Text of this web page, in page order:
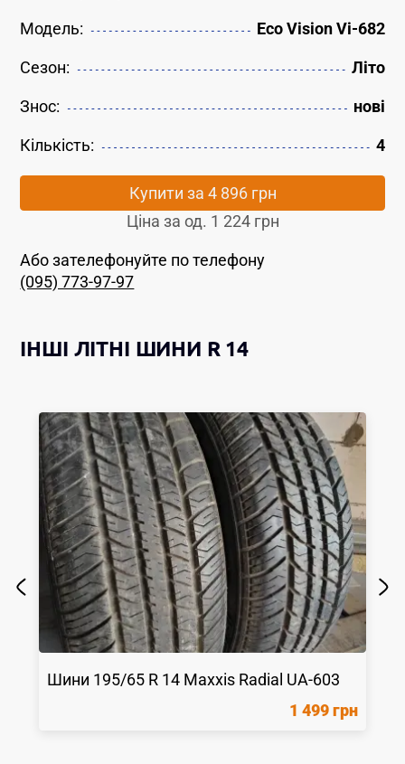
Модель: Eco Vision Vi-682
Сезон: Літо
Знос: нові
Кількість: 4
Купити за 4 896 грн
Ціна за од. 1 224 грн
Або зателефонуйте по телефону
(095) 773-97-97
ІНШІ ЛІТНІ ШИНИ R 14
Шини 195/65 R 14 Maxxis Radial UA-603
1 499 грн